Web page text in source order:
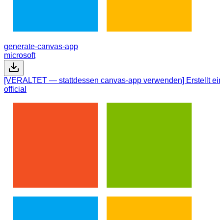
generate-canvas-app
microsoft
[VERALTET — stattdessen canvas-app verwenden] Erstellt
official